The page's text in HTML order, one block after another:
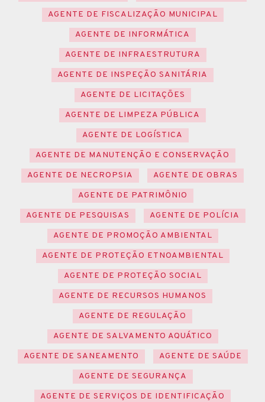
AGENTE DE FISCALIZAÇÃO MUNICIPAL
AGENTE DE INFORMÁTICA
AGENTE DE INFRAESTRUTURA
AGENTE DE INSPEÇÃO SANITÁRIA
AGENTE DE LICITAÇÕES
AGENTE DE LIMPEZA PÚBLICA
AGENTE DE LOGÍSTICA
AGENTE DE MANUTENÇÃO E CONSERVAÇÃO
AGENTE DE NECROPSIA
AGENTE DE OBRAS
AGENTE DE PATRIMÔNIO
AGENTE DE PESQUISAS
AGENTE DE POLÍCIA
AGENTE DE PROMOÇÃO AMBIENTAL
AGENTE DE PROTEÇÃO ETNOAMBIENTAL
AGENTE DE PROTEÇÃO SOCIAL
AGENTE DE RECURSOS HUMANOS
AGENTE DE REGULAÇÃO
AGENTE DE SALVAMENTO AQUÁTICO
AGENTE DE SANEAMENTO
AGENTE DE SAÚDE
AGENTE DE SEGURANÇA
AGENTE DE SERVIÇOS DE IDENTIFICAÇÃO